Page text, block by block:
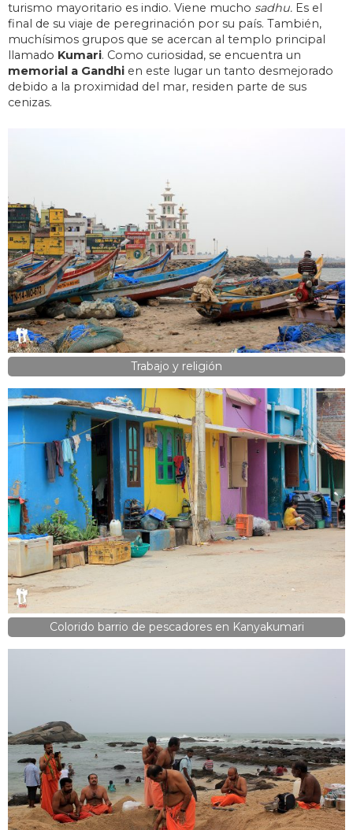
turismo mayoritario es indio. Viene mucho sadhu. Es el
final de su viaje de peregrinación por su país. También,
muchísimos grupos que se acercan al templo principal
llamado Kumari. Como curiosidad, se encuentra un
memorial a Gandhi en este lugar un tanto desmejorado
debido a la proximidad del mar, residen parte de sus
cenizas.
Trabajo y religión
Colorido barrio de pescadores en Kanyakumari